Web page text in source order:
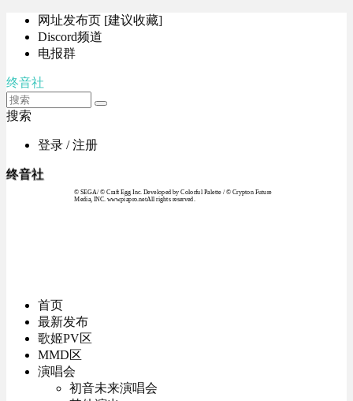
网址发布页 [建议收藏]
Discord频道
电报群
终音社
搜索
登录 / 注册
终音社
© SEGA / © Craft Egg Inc. Developed by Colorful Palette / © Crypton Future
Media, INC. www.piapro.netAll rights reserved.
首页
最新发布
歌姬PV区
MMD区
演唱会
初音未来演唱会